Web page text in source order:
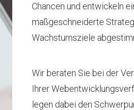
Chancen und entwickeln
maßgeschneiderte
Wachstumsziele
Wir beraten Sie bei der
Ihrer
legen dabei den